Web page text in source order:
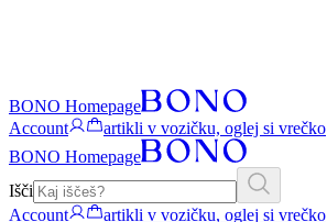
BONO Homepage
Account
artikli v vozičku, oglej si vrečko
BONO Homepage
Išči
Account
artikli v vozičku, oglej si vrečko